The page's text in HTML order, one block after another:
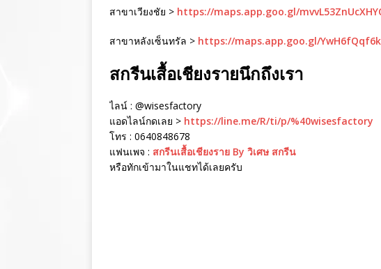
สาขาเวียงชัย > https://maps.app.goo.gl/
สาขาหลังเซ็นทรัล > https://maps.app.goo.gl/
สกรีนเสื้อเชียงรายนึกถึงเรา
ไลน์ : @wisesfactory
แอดไลน์กดเลย > https://line.me/R/ti/p/%40wisesfactory
โทร : 0640848678
แฟนเพจ : สกรีนเสื้อเชียงราย By วิเศษ สกรีน
หรือทักเข้ามาในแชทได้เลยครับ